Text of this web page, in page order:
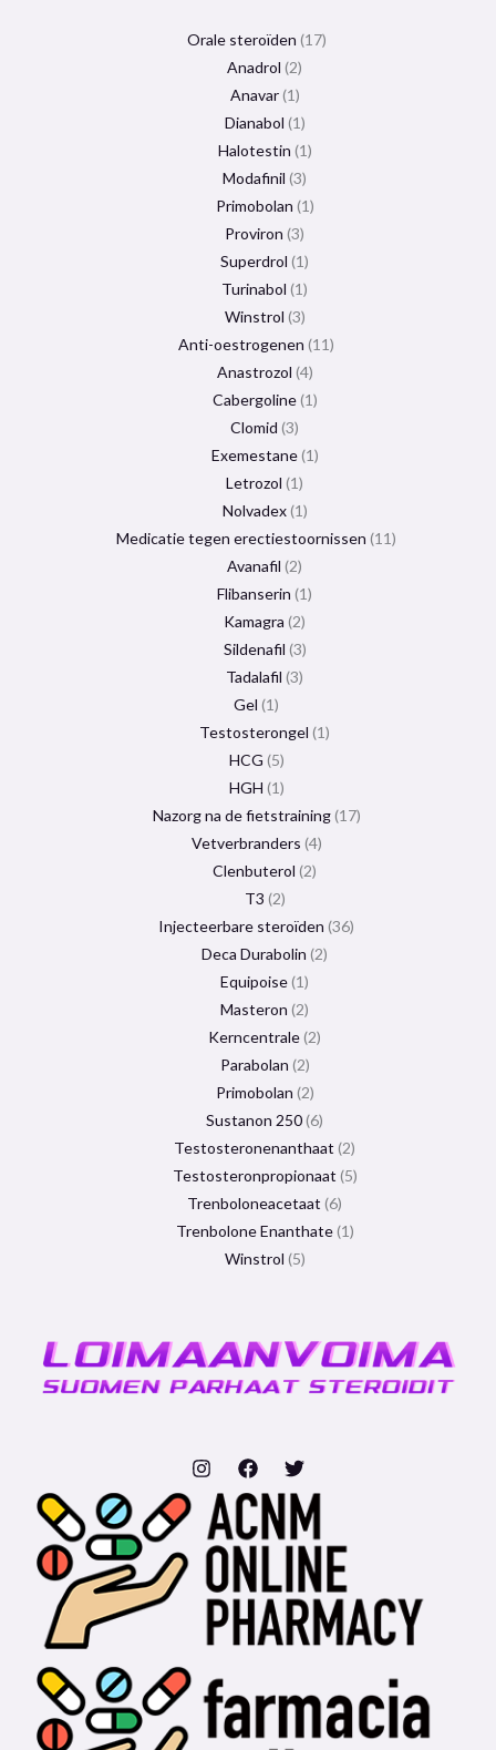
Orale steroïden 17
Anadrol 2
Anavar 1
Dianabol 1
Halotestin 1
Modafinil 3
Primobolan 1
Proviron 3
Superdrol 1
Turinabol 1
Winstrol 3
Anti-oestrogenen 11
Anastrozol 4
Cabergoline 1
Clomid 3
Exemestane 1
Letrozol 1
Nolvadex 1
Medicatie tegen erectiestoornissen 11
Avanafil 2
Flibanserin 1
Kamagra 2
Sildenafil 3
Tadalafil 3
Gel 1
Testosterongel 1
HCG 5
HGH 1
Nazorg na de fietstraining 17
Vetverbranders 4
Clenbuterol 2
T3 2
Injecteerbare steroïden 36
Deca Durabolin 2
Equipoise 1
Masteron 2
Kerncentrale 2
Parabolan 2
Primobolan 2
Sustanon 250 6
Testosteronenanthaat 2
Testosteronpropionaat 5
Trenboloneacetaat 6
Trenbolone Enanthate 1
Winstrol 5